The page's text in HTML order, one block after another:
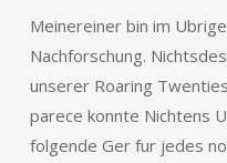
Meinereiner bin im
Nachforschung.
unserer Roaring
parece konnte Nichtens
folgende Ger fur jedes